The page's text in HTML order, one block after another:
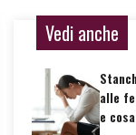
Vedi anche
alle
e